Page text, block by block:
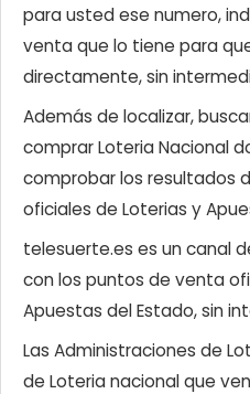
para usted ese numero,
venta que lo tiene para
directamente, sin
Además de localizar,
comprar Loteria Nacional
comprobar los resultados
oficiales de Loterias y
telesuerte.es es un canal
con los puntos de venta
Apuestas del Estado, sin
Las Administraciones de
de Loteria nacional que